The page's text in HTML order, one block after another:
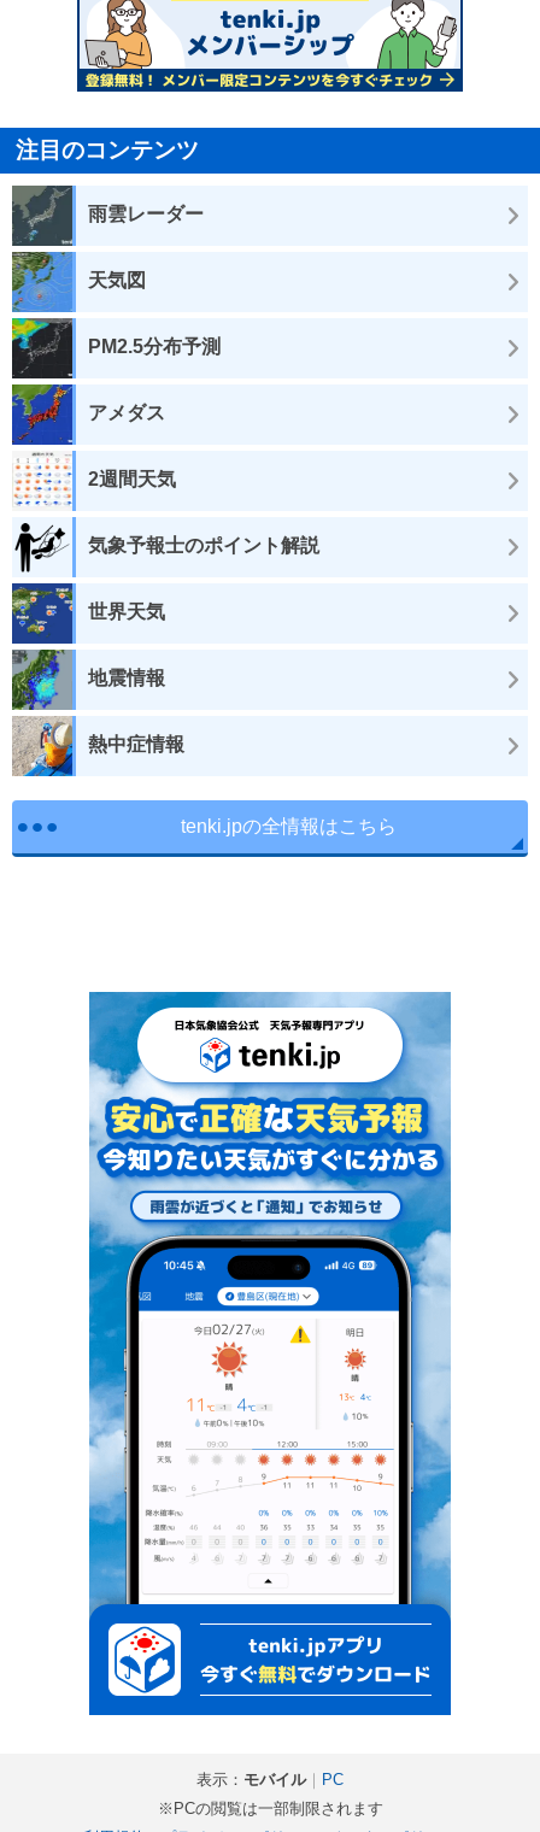
注目のコンテンツ
雨雲レーダー
天気図
PM2.5分布予測
アメダス
2週間天気
気象予報士のポイント解説
世界天気
地震情報
熱中症情報
tenki.jpの全情報はこちら
表示： モバイル｜
PC
※PCの閲覧は一部制限されます